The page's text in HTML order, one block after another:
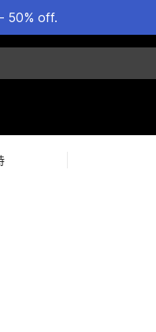
50% off.